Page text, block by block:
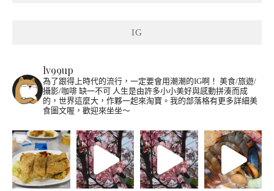
IG
lv99up
為了跟得上時代的流行，一定要會用潮潮的IG啊！ 美食/旅遊/
攝影/咖啡 缺一不可 人生是由許多小小美好與感動拼湊而成
的，世界這麼大，作夥一起來淘寶。我的部落格有更多詳細美
食圖文喔，歡迎來坐坐～